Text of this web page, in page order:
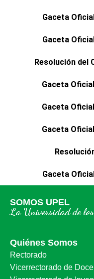
Gaceta
Gaceta
Resolución del
Gaceta
Gaceta
Gaceta
Gaceta
SOMOS UPEL
La Universidad de
Quiénes Somos
Rectorado
Vicerrectorado de